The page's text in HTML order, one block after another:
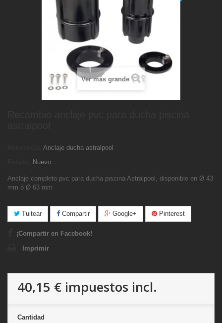
Ver más grande
Anclaje ducha astralpool
Nuevo
Anclaje completo pvc para ducha piscina Astralpool, disponible en Ø 43
mm ó Ø 63 mm
Tuitear Compartir Google+ Pinterest
¡Compartir en Facebook!
Imprimir
40,15 € impuestos incl.
Cantidad